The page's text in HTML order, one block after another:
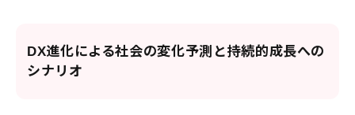
DX進化による社会の変化予測と持続的成長への
シナリオ